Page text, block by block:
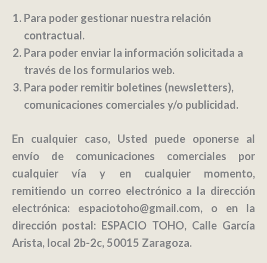
Para poder gestionar nuestra relación
contractual.
Para poder enviar la información solicitada a
través de los formularios web.
Para poder remitir boletines (newsletters),
comunicaciones comerciales y/o publicidad.
En cualquier caso, Usted puede oponerse al
envío de comunicaciones comerciales por
cualquier vía y en cualquier momento,
remitiendo un correo electrónico a la dirección
electrónica: espaciotoho@gmail.com, o en la
dirección postal: ESPACIO TOHO, Calle García
Arista, local 2b-2c, 50015 Zaragoza.